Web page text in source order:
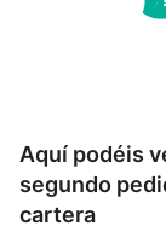
Aquí podéis
segundo
cartera